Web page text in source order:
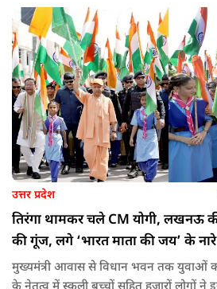
उत्तर प्रदेश
तिरंगा थामकर चले CM योगी, लखनऊ की
की गूंज, लगे ‘भारत माता की जय’ के नारे
मुख्यमंत्री आवास से विधान भवन तक युवाओं